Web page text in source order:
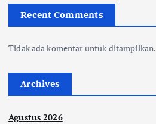
Recent Comments
Tidak ada komentar untuk ditampilkan.
Archives
Agustus 2026